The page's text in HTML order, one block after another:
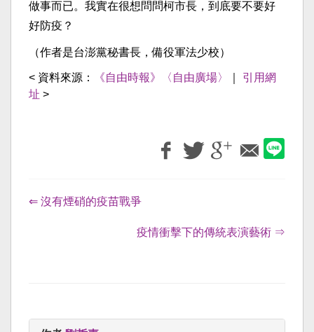
做事而已。我實在很想問問柯市長，到底要不要好
好防疫？
（作者是台澎黨秘書長，備役軍法少校）
< 資料來源： 《自由時報》〈自由廣場〉
引用網
址 >
⇐ 沒有煙硝的疫苗戰爭
疫情衝擊下的傳統表演藝術 ⇒